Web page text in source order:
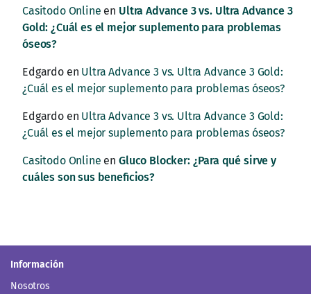
Casitodo Online en Ultra Advance 3 vs. Ultra Advance 3
Gold: ¿Cuál es el mejor suplemento para problemas
óseos?
Edgardoen Ultra Advance 3 vs. Ultra Advance 3 Gold:
¿Cuál es el mejor suplemento para problemas óseos?
Edgardoen Ultra Advance 3 vs. Ultra Advance 3 Gold:
¿Cuál es el mejor suplemento para problemas óseos?
Casitodo Online en Gluco Blocker: ¿Para qué sirve y
cuáles son sus beneficios?
Información
Nosotros